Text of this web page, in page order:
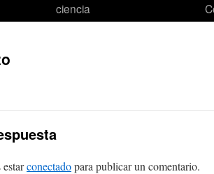
ciencia
estarconectadopara publicar un comentario.